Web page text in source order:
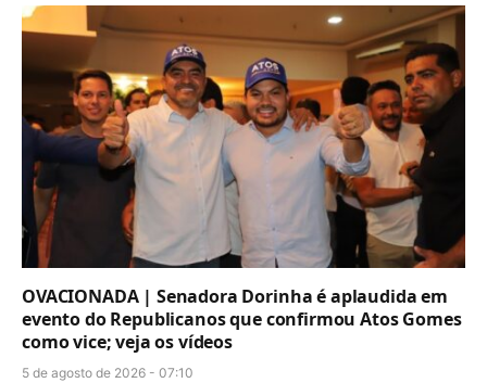
OVACIONADA | Senadora Dorinha é aplaudida em
evento do Republicanos que confirmou Atos Gomes
como vice; veja os vídeos
5 de agosto de 2026 - 07:10